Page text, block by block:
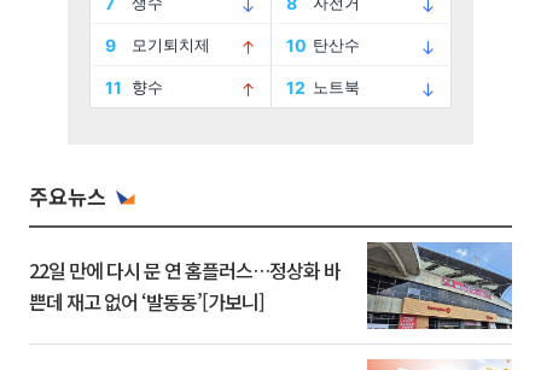
주요뉴스
22일 만에 다시 문 연 홈플러스…정상화 바
쁜데 재고 없어 ‘발동동’[가보니]